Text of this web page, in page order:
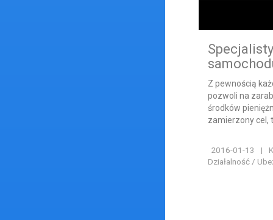
Z pewnością
pozwoli na
środków
zamierzony cel,
2016-01-13 |
Działalność /